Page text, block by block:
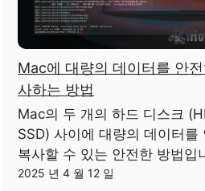
Mac에 대량의 데이터를 안
사하는 방법
Mac의 두 개의 하드 디스크
SSD) 사이에 대량의 데이터를
복사할 수 있는 안전한 방법입
2025 년 4 월 12 일